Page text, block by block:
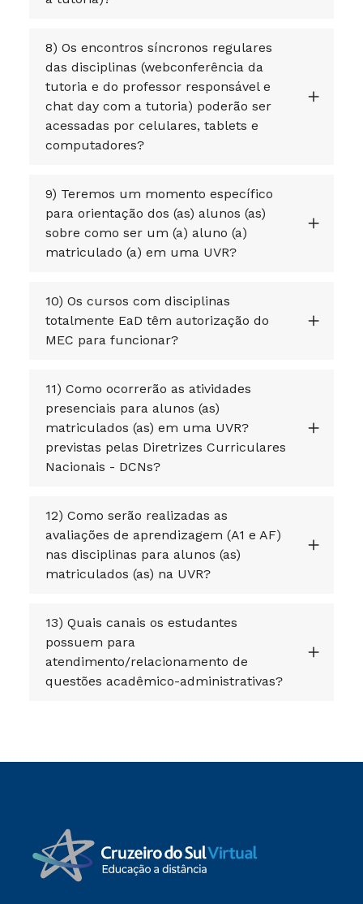
8) Os encontros síncronos regulares
das disciplinas (webconferência da
tutoria e do professor responsável e
chat day com a tutoria) poderão ser
acessadas por celulares, tablets e
computadores?
9) Teremos um momento específico
para orientação dos (as) alunos (as)
sobre como ser um (a) aluno (a)
matriculado (a) em uma UVR?
10) Os cursos com disciplinas
totalmente EaD têm autorização do
MEC para funcionar?
11) Como ocorrerão as atividades
presenciais para alunos (as)
matriculados (as) em uma UVR?
previstas pelas Diretrizes Curriculares
Nacionais - DCNs?
12) Como serão realizadas as
avaliações de aprendizagem (A1 e AF)
nas disciplinas para alunos (as)
matriculados (as) na UVR?
13) Quais canais os estudantes
possuem para
atendimento/relacionamento de
questões acadêmico-administrativas?